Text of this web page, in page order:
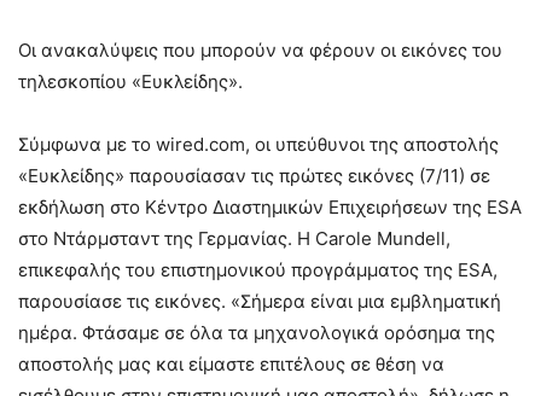
Οι ανακαλύψεις που μπορούν να φέρουν οι εικόνες του
τηλεσκοπίου «Ευκλείδης».
Σύμφωνα με το wired.com, οι υπεύθυνοι της αποστολής
«Ευκλείδης» παρουσίασαν τις πρώτες εικόνες (7/11) σε
εκδήλωση στο Κέντρο Διαστημικών Επιχειρήσεων της ESA
στο Ντάρμσταντ της Γερμανίας. Η Carole Mundell,
επικεφαλής του επιστημονικού προγράμματος της ESA,
παρουσίασε τις εικόνες. «Σήμερα είναι μια εμβληματική
ημέρα. Φτάσαμε σε όλα τα μηχανολογικά ορόσημα της
αποστολής μας και είμαστε επιτέλους σε θέση να